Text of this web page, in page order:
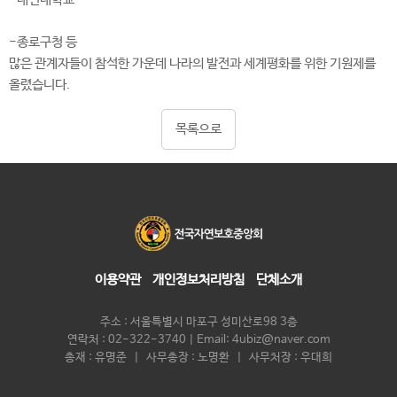
-종로구청 등
많은 관계자들이 참석한 가운데 나라의 발전과 세계평화를 위한 기원제를
올렸습니다.
목록으로
이용약관 개인정보처리방침 단체소개
주소 : 서울특별시 마포구 성미산로98 3층
연락처 : 02-322-3740 | Email: 4ubiz@naver.com
총재 : 유명준 | 사무총장 : 노명환 | 사무처장 : 우대희